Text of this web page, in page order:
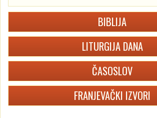
BIBLIJA
LITURGIJA DANA
ČASOSLOV
FRANJEVAČKI IZVORI